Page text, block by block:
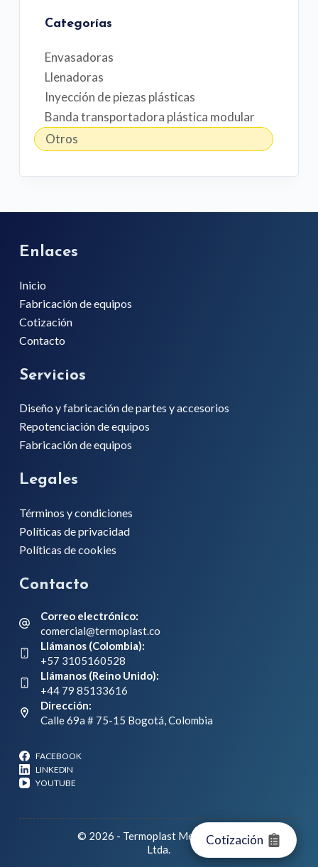
resultados
Categorías
Envasadoras
Llenadoras
Inyección de piezas plásticas
Banda transportadora plástica modular
Otros
Enlaces
Inicio
Fabricación de equipos
Cotización
Contacto
Servicios
Diseño y fabricación de partes y accesorios
Repotenciación de equipos
Fabricación de equipos
Legales
Términos y condiciones
Políticas de privacidad
Políticas de cookies
Contacto
Correo electrónico:
comercial@termoplast.co
Llámanos (Colombia):
+57 3105160528
Llámanos (Reino Unido):
+44 79 85133616
Dirección:
Calle 69a # 75-15 Bogotá, Colombia
FACEBOOK
LINKEDIN
YOUTUBE
© 2026 - Termoplast Mecanizados
Ltda.